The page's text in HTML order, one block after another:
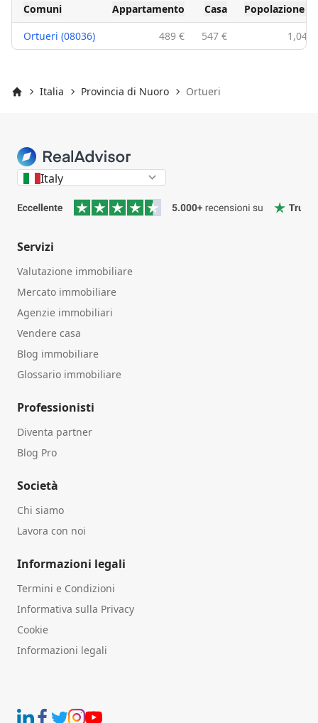
Comuni Appartamento Casa
Popolazione
Ortueri (08036)
489 € 547 € 1,049
Italia Provincia di Nuoro Ortueri
Italy
Servizi
Valutazione immobiliare
Mercato immobiliare
Agenzie immobiliari
Vendere casa
Blog immobiliare
Glossario immobiliare
Professionisti
Diventa partner
Blog Pro
Società
Chi siamo
Lavora con noi
Informazioni legali
Termini e Condizioni
Informativa sulla Privacy
Cookie
Informazioni legali